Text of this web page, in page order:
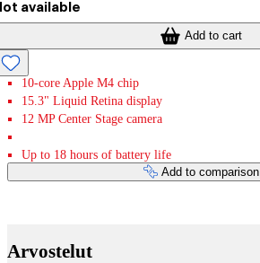
available
Add to cart
10-core Apple M4 chip
15.3" Liquid Retina display
12 MP Center Stage camera
Up to 18 hours of battery life
Add to comparison
Arvostelut